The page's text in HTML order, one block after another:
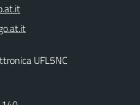
UFL5NC